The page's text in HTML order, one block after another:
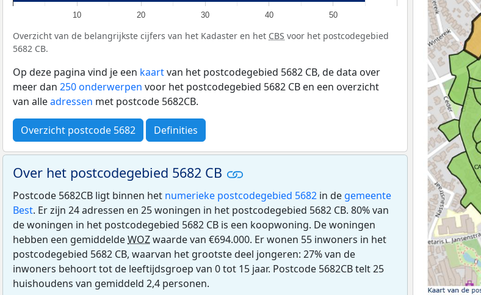
10 20 30 40 50
Overzicht van de belangrijkste cijfers van het Kadaster en het CBS voor het postcodegebied
5682 CB.
Op deze pagina vind je een kaartvan het postcodegebied 5682 CB, de data over
meer dan 250 onderwerpen voor het postcodegebied 5682 CB en een overzicht
van alleadressen met postcode 5682CB.
Overzicht postcode 5682 Definities
Over het postcodegebied 5682 CB
Postcode 5682CB ligt binnen het numerieke postcodegebied 5682 in de gemeente
Best. Er zijn 24 adressen en 25 woningen in het postcodegebied 5682 CB. 80% van
de woningen in het postcodegebied 5682 CB is een koopwoning. De woningen
hebben een gemiddeldeWOZwaarde van €694.000. Er wonen 55 inwoners in het
postcodegebied 5682 CB, waarvan het grootste deel jongeren: 27% van de
inwoners behoort tot de leeftijdsgroep van 0 tot 15 jaar. Postcode 5682CB telt 25
huishoudens van gemiddeld 2,4 personen.